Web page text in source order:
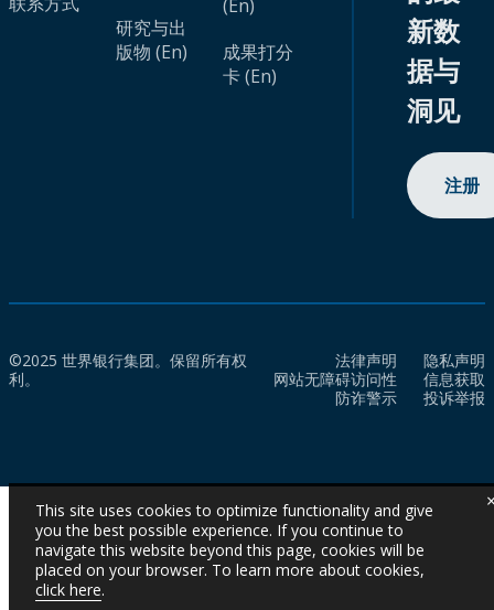
研究与出
版物 (En)
(En)
成果打分
卡 (En)
新数
据与
洞见
注册
©2025 世界银行集团。保留所有权
利。
法律声明
隐私声明
网站无障碍访问性
信息获取
防诈警示
投诉举报
This site uses cookies to optimize functionality and give
you the best possible experience. If you continue to
navigate this website beyond this page, cookies will be
placed on your browser. To learn more about cookies,
click here.